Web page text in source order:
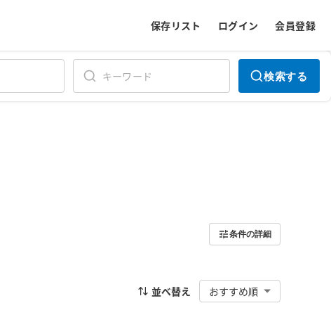
保存リスト ログイン 会員登録
検索する
条件の詳細
並べ替え おすすめ順